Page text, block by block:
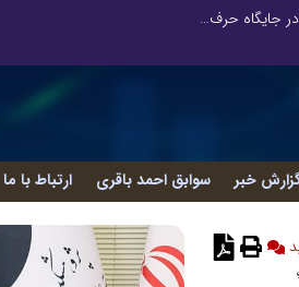
چیستی طراشعر از نگاه امین افضل‌پور؛ چگونه یک شاعر ایرانی با انقلاب در جایگاه حرف، شعر را از متن خطی به میدان ادراک بصری تبدیل کرد؟
خبر سوابق احمد باقری ارتباط با ما